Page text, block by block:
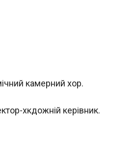
камерний хор.
хкдожній керівник.